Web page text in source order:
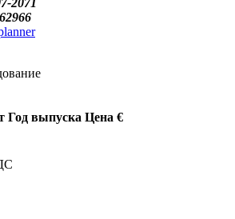
Год выпуска Цена €